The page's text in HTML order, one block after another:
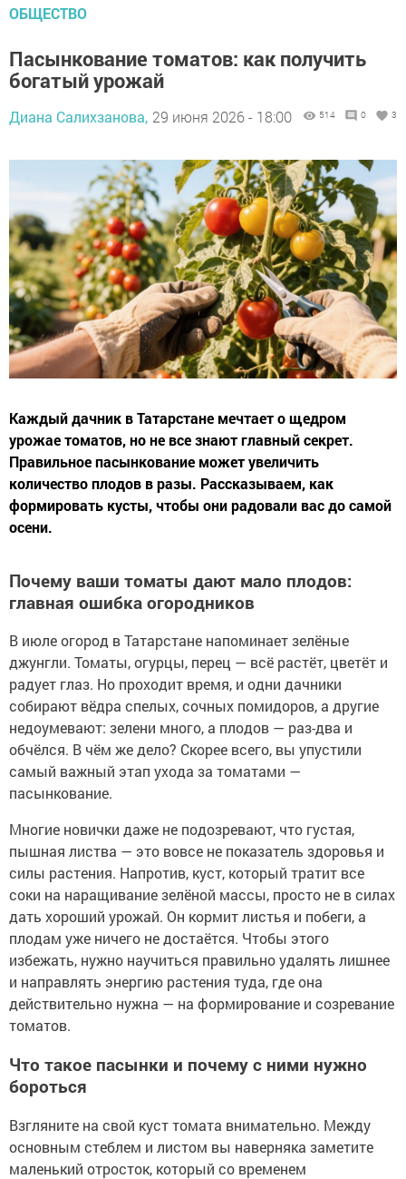
ОБЩЕСТВО
Пасынкование томатов: как получить
богатый урожай
Диана Салихзанова, 29 июня 2026 - 18:00 514 0 3
Каждый дачник в Татарстане мечтает о щедром
урожае томатов, но не все знают главный секрет.
Правильное пасынкование может увеличить
количество плодов в разы. Рассказываем, как
формировать кусты, чтобы они радовали вас до самой
осени.
Почему ваши томаты дают мало плодов:
главная ошибка огородников
В июле огород в Татарстане напоминает зелёные
джунгли. Томаты, огурцы, перец — всё растёт, цветёт и
радует глаз. Но проходит время, и одни дачники
собирают вёдра спелых, сочных помидоров, а другие
недоумевают: зелени много, а плодов — раз-два и
обчёлся. В чём же дело? Скорее всего, вы упустили
самый важный этап ухода за томатами —
пасынкование.
Многие новички даже не подозревают, что густая,
пышная листва — это вовсе не показатель здоровья и
силы растения. Напротив, куст, который тратит все
соки на наращивание зелёной массы, просто не в силах
дать хороший урожай. Он кормит листья и побеги, а
плодам уже ничего не достаётся. Чтобы этого
избежать, нужно научиться правильно удалять лишнее
и направлять энергию растения туда, где она
действительно нужна — на формирование и созревание
томатов.
Что такое пасынки и почему с ними нужно
бороться
Взгляните на свой куст томата внимательно. Между
основным стеблем и листом вы наверняка заметите
маленький отросток, который со временем